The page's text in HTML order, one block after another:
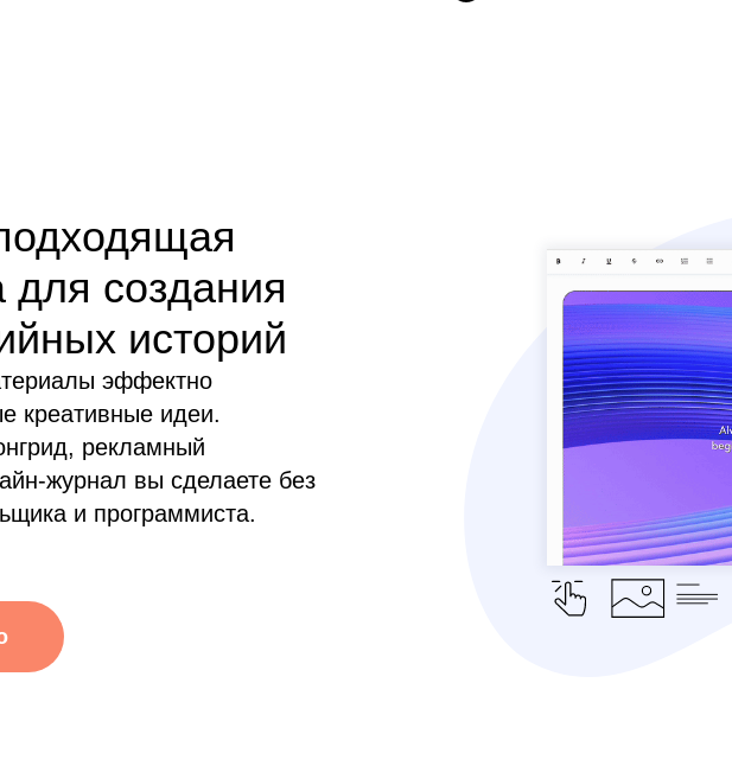
создания
историй
эффектно
креативные идеи.
рекламный
журнал вы сделаете без
и программиста.